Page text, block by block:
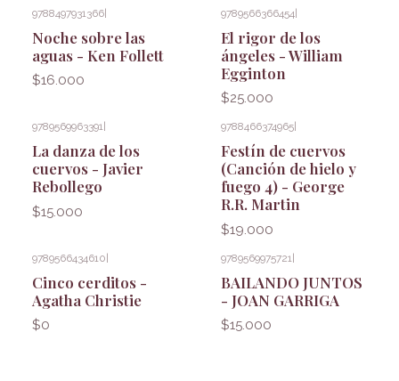
9788497931366|
Noche sobre las
aguas - Ken Follett
$16.000
9789566366454|
El rigor de los
ángeles - William
Egginton
$25.000
9789569963391
La danza de los
cuervos - Javier
Rebollego
$15.000
9788466374965
Festín de cuervos
(Canción de hielo y
fuego 4) - George
R.R. Martin
$19.000
9789566434610|
Cinco cerditos -
Agatha Christie
$0
9789569975721 |
BAILANDO JUNTOS
- JOAN GARRIGA
$15.000